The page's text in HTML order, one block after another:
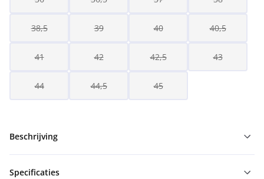
38,5 39 40 40,5
41 42 42,5 43
44 44,5 45
Beschrijving
Specificaties